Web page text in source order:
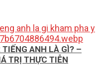
ANH LÀ GÌ? –
TRỊ THỰC TIỄN